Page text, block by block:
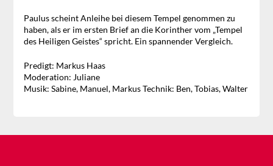
Paulus scheint Anleihe bei diesem Tempel genommen zu
haben, als er im ersten Brief an die Korinther vom „Tempel
des Heiligen Geistes“ spricht. Ein spannender Vergleich.
Predigt: Markus Haas
Moderation: Juliane
Musik: Sabine, Manuel, Markus Technik: Ben, Tobias, Walter